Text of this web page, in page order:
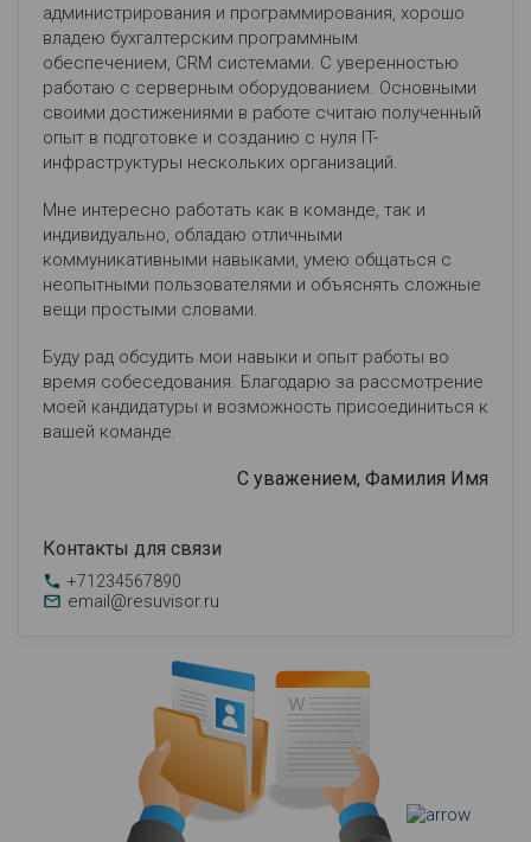
администрирования и программирования, хорошо
владею бухгалтерским программным
обеспечением, CRM системами. С уверенностью
работаю с серверным оборудованием. Основными
своими достижениями в работе считаю полученный
опыт в подготовке и созданию с нуля IT-
инфраструктуры нескольких организаций.
Мне интересно работать как в команде, так и
индивидуально, обладаю отличными
коммуникативными навыками, умею общаться с
неопытными пользователями и объяснять сложные
вещи простыми словами.
Буду рад обсудить мои навыки и опыт работы во
время собеседования. Благодарю за рассмотрение
моей кандидатуры и возможность присоединиться к
вашей команде.
С уважением, Фамилия Имя
Контакты для связи
+71234567890
email@resuvisor.ru